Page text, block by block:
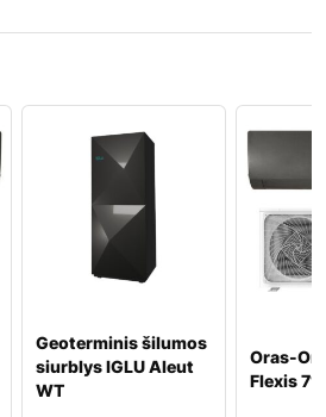
Geoterminis šilumos
siurblys IGLU Aleut
WT
Oras-
Flexis 71